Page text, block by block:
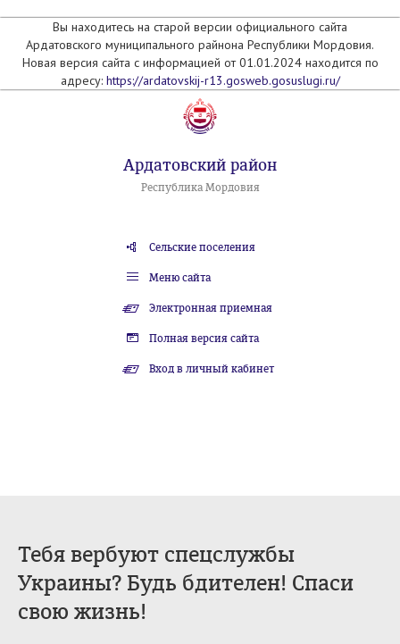
Вы находитесь на старой версии официального сайта
Ардатовского муниципального райнона Республики Мордовия.
Новая версия сайта с информацией от 01.01.2024 находится по
адресу: https://ardatovskij-r13.gosweb.gosuslugi.ru/
Ардатовский район
Республика Мордовия
Сельские поселения
Меню сайта
Электронная приемная
Полная версия сайта
Вход в личный кабинет
Тебя вербуют спецслужбы
Украины? Будь бдителен! Спаси
свою жизнь!